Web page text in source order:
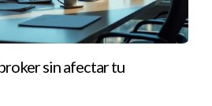
más ventas?
puede ofrecer mejores recursos,
y estrategia también son claves
sin afectar tu